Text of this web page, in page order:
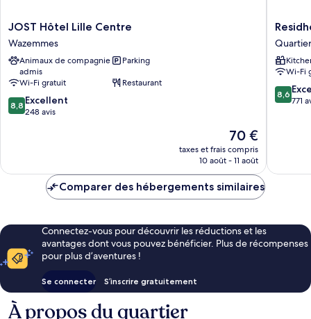
JOST
Hôtel
Lille
Centre
Wazemmes
JOST Hôtel Lille Centre
Wazemmes
Animaux de compagnie
admis
Parking
Wi-Fi gratuit
Restaurant
8.8
sur
8,8 Excellent
248 avis
Le
nouveau
prix
de
70 €
taxes et frais compris
10 août - 11 août
Lille
Vauban
Quartier
Vauban
et
Wi-Fi
8.6
sur
8,6
771
Comparer des hébergements similaires
Connectez-vous pour découvrir les réductions et les
avantages dont vous pouvez bénéficier. Plus de récompenses
pour plus d’aventures !
Se connecter S’inscrire gratuitement
À propos du quartier